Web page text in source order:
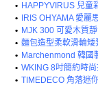
• HAPPYVIRUS 兒童
•
IRIS OHYAMA 愛
• MJK 300 可愛木質
• 麵包造型柔軟滑輪矮
• Marchenmond 韓國
• WKING 8吋簡約時
• TIMEDECO 角落迷